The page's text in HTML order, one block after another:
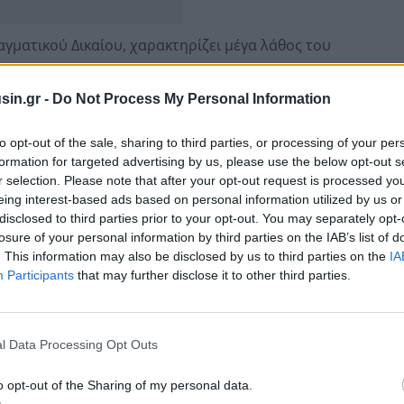
- Do Not Process My Personal Information
opt-out of the sale, sharing to third parties, or processing of your
for targeted advertising by us, please use the below opt-out
selection. Please note that after your opt-out request is processed
interest-based ads based on personal information utilized by us
to third parties prior to your opt-out. You may separately
of your personal information by third parties on the IAB’s list of
This information may also be disclosed by us to third parties on the
Participants that may further disclose it to other third parties.
Data Processing Opt Outs
opt-out of the Sharing of my personal data.
Δικαίου, χαρακτηρίζει μέγα λάθος του
του κ. Ανδρουλάκη ήταν «τυπικά
επικοινωνιών συνιστούν πρωτίστως
νομιμοφάνεια, όταν επίκληση λόγων εθνικής
ευρωβουλευτή, που διαθέτει σε εθνικό